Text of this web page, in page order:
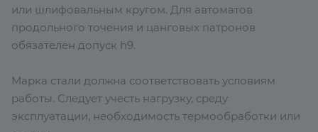
или шлифовальным кругом. Для автоматов
продольного точения и цанговых патронов
обязателен допуск h9.
Марка стали должна соответствовать условиям
работы. Следует учесть нагрузку, среду
эксплуатации, необходимость термообработки или